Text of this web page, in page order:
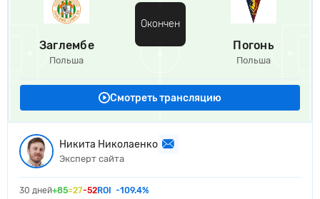
Заглембе
Польша
Окончен
Погонь
Польша
Смотреть трансляцию
Никита Николаенко
Эксперт сайта
30 дней+85=27-52ROI -109.4%